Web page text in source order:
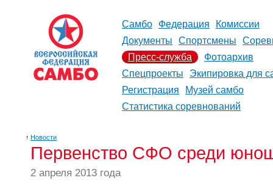
Самбо Федерация
Комиссии
Документы
Спортсмены
Пресс-служба
Фотоархив
Спецпроекты
Экипировка для
Регистрация
Музей самбо
Статистика соревнований
↑ Новости
Первенство СФО среди
2 апреля 2013 года